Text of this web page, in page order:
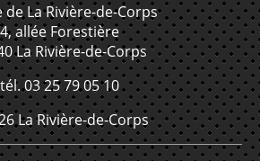
de La Rivière-de-Corps
4, allée Forestière
La Rivière-de-Corps
tél. 03 25 79 05 10
La Rivière-de-Corps